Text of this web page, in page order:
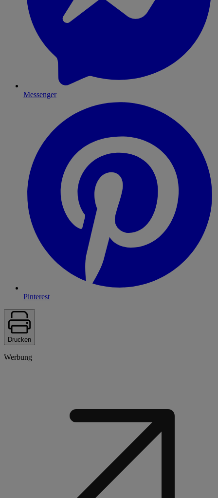
Messenger
Pinterest
Drucken
Werbung